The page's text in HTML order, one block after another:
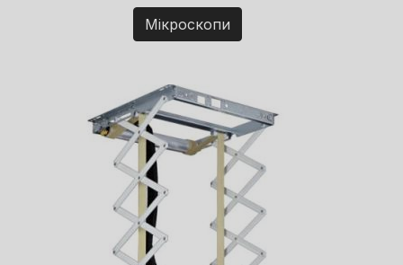
Мікроскопи